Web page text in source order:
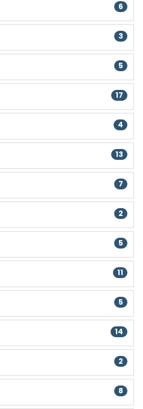
6
3
5
17
4
13
7
2
5
11
5
14
2
8